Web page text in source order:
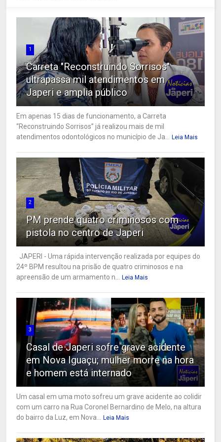
1
Carreta "Reconstruindo Sorrisos"
ultrapassa mil atendimentos em
Japeri e amplia público
Em apenas 15 dias de funcionamento, a Carreta
“Reconstruindo Sorrisos” já realizou mais de mil
atendimentos odontológicos no município de Ja... Leia Mais
2
PM prende quatro criminosos com
pistola no centro de Japeri
JAPERI - Uma rápida intervenção realizada por equipes do
24º BPM resultou na prisão de quatro criminosos e na
apreensão de um armamento n... Leia Mais
3
Casal de Japeri sofre grave acidente
em Nova Iguaçu; mulher morre na hora
e homem está internado
Um casal em uma moto sofreu um grave acidente ao colidir
com um carro na Rua Coronel Bernardino de Melo, na altura
do bairro da Luz, em Nova... Leia Mais